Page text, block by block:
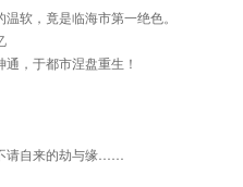
软，竟是临海市第一绝色。
，于都市涅盘重生！
请自来的劫与缘……